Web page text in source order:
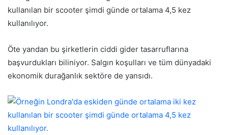
kullanılan bir scooter şimdi günde ortalama 4,5 kez
kullanılıyor.
Öte yandan bu şirketlerin ciddi gider tasarruflarına
başvurdukları biliniyor. Salgın koşulları ve tüm dünyadaki
ekonomik durağanlık sektöre de yansıdı.